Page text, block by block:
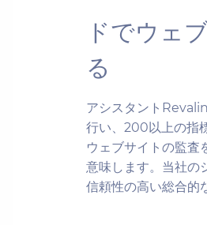
ドでウェ
る
アシスタント
行い、200以上の指
ウェブサイトの監査
意味します。当社の
信頼性の高い総合的